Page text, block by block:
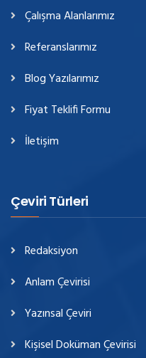
Çalışma Alanlarımız
Referanslarımız
Blog Yazılarımız
Fiyat Teklifi Formu
İletişim
Çeviri Türleri
Redaksiyon
Anlam Çevirisi
Yazınsal Çeviri
Kişisel Doküman Çevirisi